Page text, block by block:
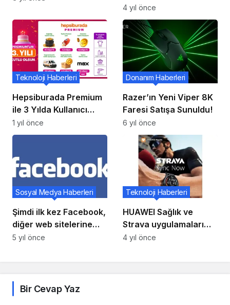
dört bir yanından siber
güvenlik uzmanlarının
2023 öngörüleri!
4 yıl önce
Hepsiburada Premium
ile 3 Yılda Kullanıcı
Avantajları
Teknoloji Haberleri
1 yıl önce
Razer’ın Yeni Viper 8K
Faresi Satışa Sunuldu!
Donanım Haberleri
6 yıl önce
Şimdi ilk kez Facebook,
diğer web sitelerine
para göndermek için
Sosyal Medya Haberleri
5 yıl önce
HUAWEI Sağlık ve
Strava uygulamaları
arasında veri
Teknoloji Haberleri
4 yıl önce
Bir Cevap Yaz